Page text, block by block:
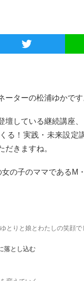
ーターの松浦ゆかです
壇している継続講座、
る！実践・未来設定
だきますね。
の子のママであるM
とりと娘とわたしの笑顔
落とし込む